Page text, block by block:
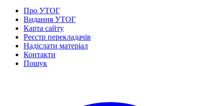
Про УТОГ
Видання УТОГ
Карта сайту
Реєстр перекладачів
Надіслати матеріал
Контакти
Пошук